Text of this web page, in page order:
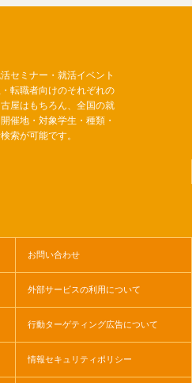
セミナー・就活イベント
転職者向けのそれぞれの
屋はもちろん、全国の就
催地・対象学生・種類・
索が可能です。
お問い合わせ
外部サービスの利用について
行動ターゲティング広告について
情報セキュリティポリシー